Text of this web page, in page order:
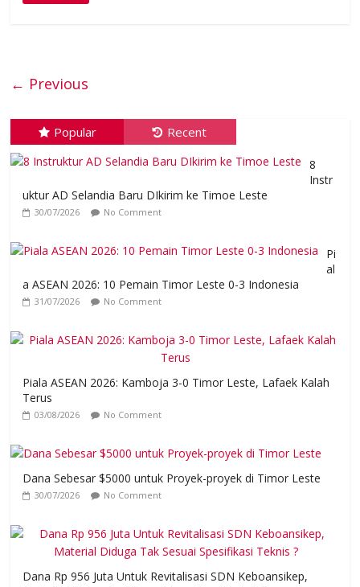
← Previous
Popular Recent
8
Instr
uktur AD Selandia Baru DIkirim ke Timoe Leste
30/07/2026 No Comment
Pi
al
a ASEAN 2026: 10 Pemain Timor Leste 0-3 Indonesia
31/07/2026 No Comment
Piala ASEAN 2026: Kamboja 3-0 Timor Leste, Lafaek Kalah
Terus
03/08/2026 No Comment
Dana Sebesar $5000 untuk Proyek-proyek di Timor Leste
30/07/2026 No Comment
Dana Rp 956 Juta Untuk Revitalisasi SDN Keboansikep,